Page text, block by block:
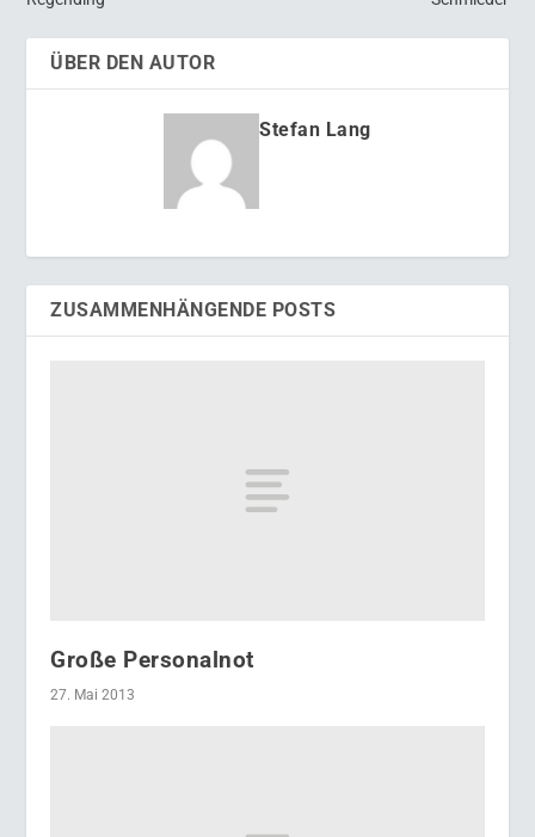
ÜBER DEN AUTOR
Stefan Lang
ZUSAMMENHÄNGENDE POSTS
Große Personalnot
27. Mai 2013